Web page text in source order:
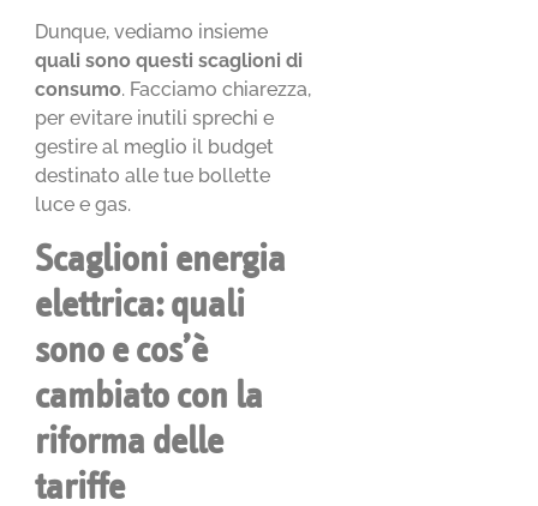
Dunque, vediamo insieme
quali sono questi scaglioni di
consumo. Facciamo chiarezza,
per evitare inutili sprechi e
gestire al meglio il budget
destinato alle tue bollette
luce e gas.
Scaglioni energia
elettrica: quali
sono e cos’è
cambiato con la
riforma delle
tariffe